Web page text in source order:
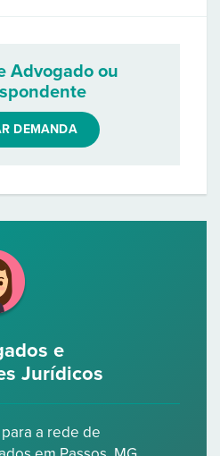
Advogado ou
DEMANDA
e
Jurídicos
a rede de